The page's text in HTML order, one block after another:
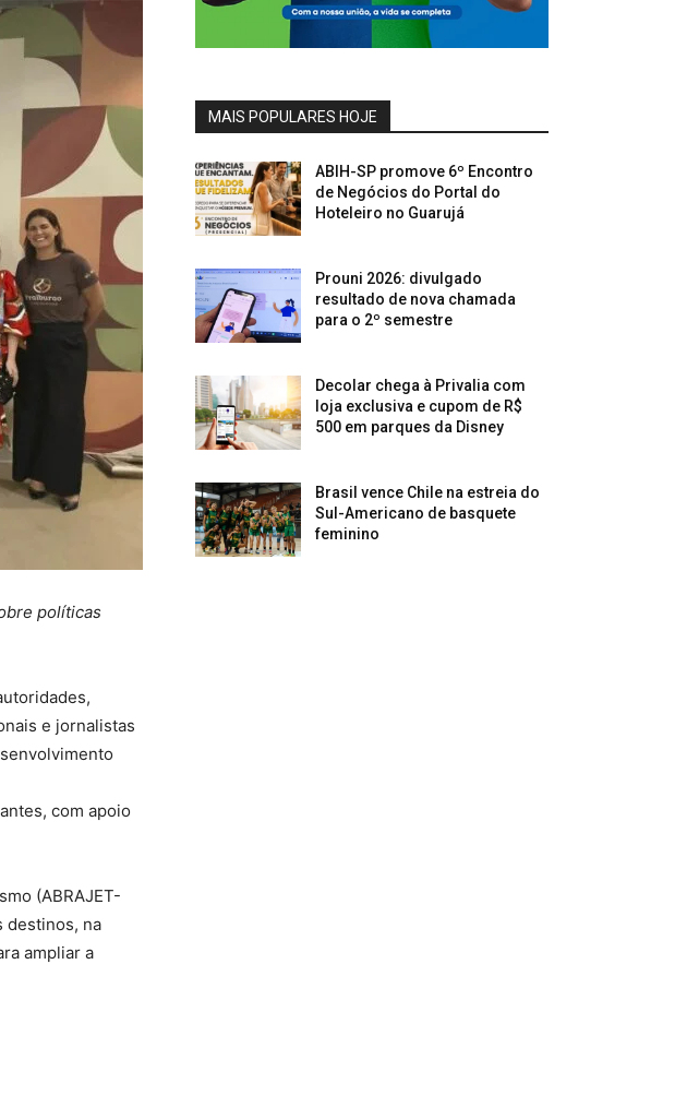
políticas
e jornalistas
com apoio
(ABRAJET-
destinos, na
ampliar a
MAIS POPULARES HOJE
ABIH-SP promove 6º Encontro
de Negócios do Portal do
Hoteleiro no Guarujá
Prouni 2026: divulgado
resultado de nova chamada
para o 2º semestre
Decolar chega à Privalia com
loja exclusiva e cupom de R$
500 em parques da Disney
Brasil vence Chile na estreia do
Sul-Americano de basquete
feminino